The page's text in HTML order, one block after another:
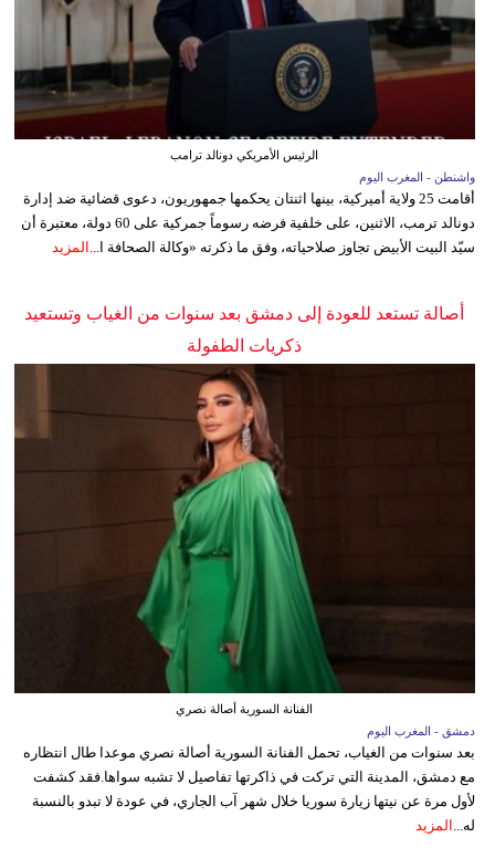
الرئيس الأمريكي دونالد ترامب
واشنطن - المغرب اليوم
أقامت 25 ولاية أميركية، بينها اثنتان يحكمها جمهوريون، دعوى قضائية ضد إدارة
دونالد ترمب، الاثنين، على خلفية فرضه رسوماً جمركية على 60 دولة، معتبرة أن
سيّد البيت الأبيض تجاوز صلاحياته، وفق ما ذكرته «وكالة الصحافة ا... المزيد
أصالة تستعد للعودة إلى دمشق بعد سنوات من الغياب وتستعيد
ذكريات الطفولة
الفنانة السورية أصالة نصري
دمشق - المغرب اليوم
بعد سنوات من الغياب، تحمل الفنانة السورية أصالة نصري موعدا طال انتظاره
مع دمشق، المدينة التي تركت في ذاكرتها تفاصيل لا تشبه سواها.فقد كشفت
لأول مرة عن نيتها زيارة سوريا خلال شهر آب الجاري، في عودة لا تبدو بالنسبة
له...
المزيد